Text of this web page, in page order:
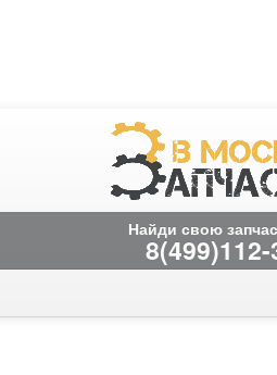
Найди свою
Главная страница